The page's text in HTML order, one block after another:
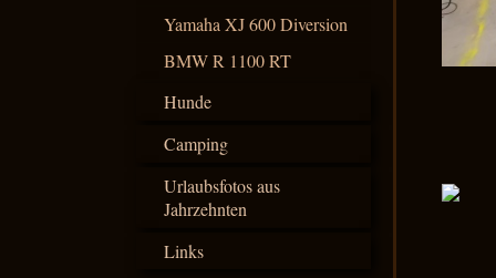
Yamaha XJ 600 Diversion
BMW R 1100 RT
Hunde
Camping
Urlaubsfotos aus
Jahrzehnten
Links